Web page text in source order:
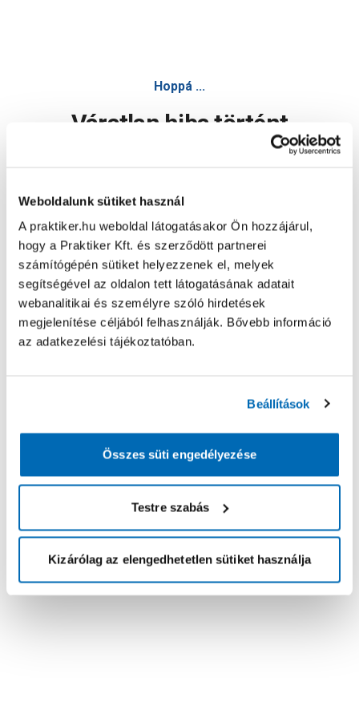
Weboldalunk sütiket használ
A praktiker.hu weboldal látogatásakor Ön hozzájárul,
hogy a Praktiker Kft. és szerződött partnerei
számítógépén sütiket helyezzenek el, melyek
segítségével az oldalon tett látogatásának adatait
webanalitikai és személyre szóló hirdetések
megjelenítése céljából felhasználják. Bővebb információ
az adatkezelési tájékoztatóban.
Beállítások
Összes süti engedélyezése
Testre szabás
Kizárólag az elengedhetetlen sütiket használja
Hoppá ...
Váratlan hiba történt
Oldal újratöltése